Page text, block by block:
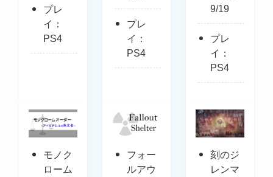
プレ
イ：
PS4
プレ
イ：
PS4
9/19
プレ
イ：
PS4
モノク
ローム
フォー
ルアウ
刻のジ
レンマ